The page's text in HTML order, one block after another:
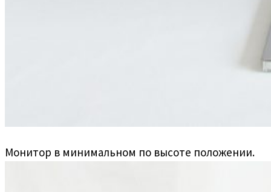
Монитор в минимальном по высоте положении.